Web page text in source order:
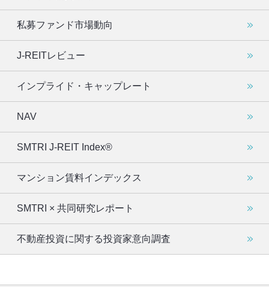
私募ファンド市場動向
J-REITレビュー
インプライド・キャップレート
NAV
SMTRI J-REIT Index®
マンション賃料インデックス
SMTRI × 共同研究レポート
不動産投資に関する投資家意向調査